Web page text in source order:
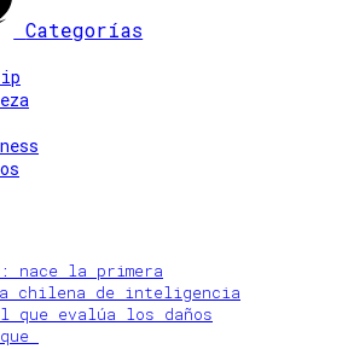
Categorías
nace la primera
chilena de inteligencia
evalúa los daños